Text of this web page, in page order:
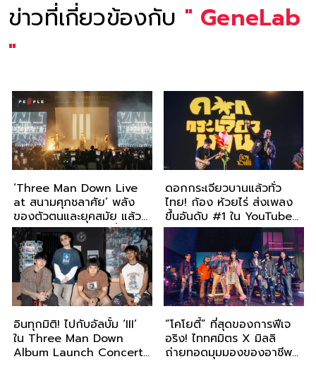
ข่าวที่เกี่ยวข้องกับ " GeneLab
"
‘Three Man Down Live
at สนามศุภชลาศัย’ พลัง
ของตัวตนและยุคสมัย แล้ว
เจอกันในที่ที่ใหญ่กว่านี้!
ดอกกระเจียวบานแล้วทั่ว
ไทย! ก้อง ห้วยไร่ ส่งเพลง
ขึ้นอันดับ #1 ใน YouTube
Music Chart Thailand
และมียอดดูเกิน 1 ล้านวิว
หลังปล่อยเพียง 17 ชั่วโมง
อินทุกมิติ! ไปกับอัลบั้ม ‘III’
ใน Three Man Down
Album Launch Concert
“โคโยตี้” ที่สุดของการฟีเจ
อริง! ไททศมิตร X มิลลิ
ถ่ายทอดมุมมองของอาชีพที่